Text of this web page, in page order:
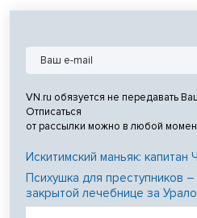
VN.ru обязуется не передавать
Отписаться
от рассылки можно в любой
Искитимский маньяк: капитан
Психушка для преступников
закрытой лечебнице за